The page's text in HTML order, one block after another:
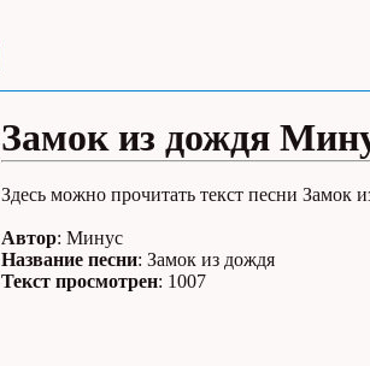
Замок из дождя
Здесь можно прочитать текст песни
Автор: Минус
Название песни: Замок из дождя
Текст просмотрен: 1007